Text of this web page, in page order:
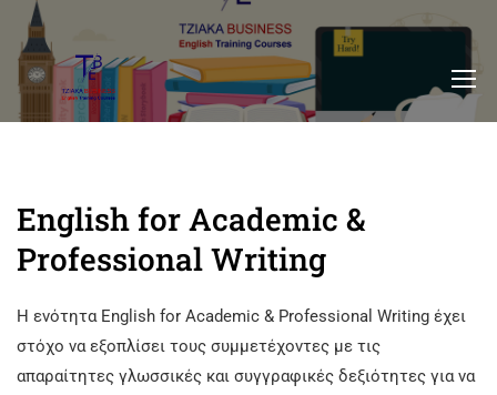
English for Academic &
Professional Writing
Η ενότητα English for Academic & Professional Writing έχει
στόχο να εξοπλίσει τους συμμετέχοντες με τις
απαραίτητες γλωσσικές και συγγραφικές δεξιότητες για να